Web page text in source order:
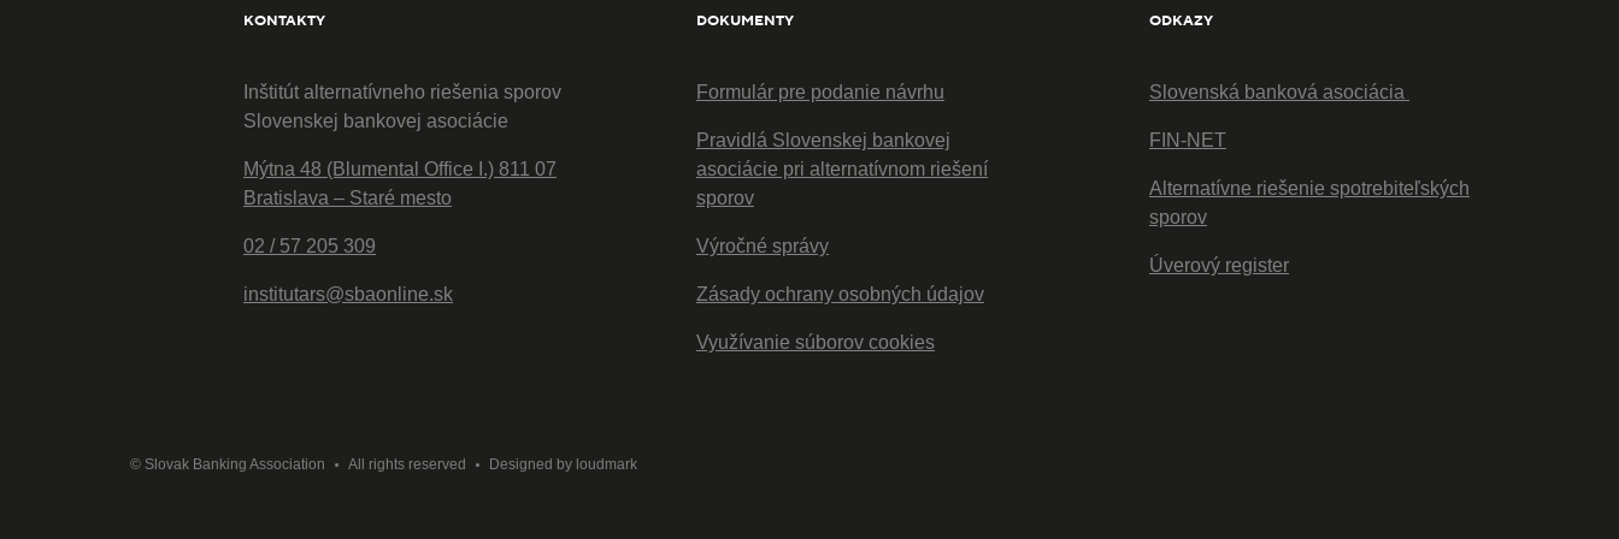
KONTAKTY
Inštitút alternatívneho riešenia sporov
Slovenskej bankovej asociácie
Mýtna 48 (Blumental Office I.) 811 07
Bratislava – Staré mesto
02 / 57 205 309
institutars@sbaonline.sk
DOKUMENTY
Formulár pre podanie návrhu
Pravidlá Slovenskej bankovej
asociácie pri alternatívnom riešení
sporov
Výročné správy
Zásady ochrany osobných údajov
Využívanie súborov cookies
ODKAZY
Slovenská banková asociácia
FIN-NET
Alternatívne riešenie spotrebiteľských
sporov
Úverový register
© Slovak Banking Association All rights reserved Designed by loudmark